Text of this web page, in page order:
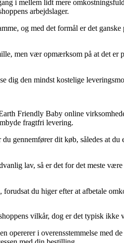
i mellem lidt mere
arbejdslager.
og med det formål er det ganske
men vær opmærksom på at det
dig den mindst kostelige
Friendly Baby online
fragtfri levering.
gennemfører dit køb, således at
lav, så er det for det meste
du higer efter at afbetale
vilkår, dog er det typisk ikke
i overensstemmelse med